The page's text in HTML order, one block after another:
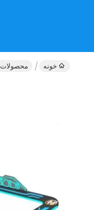
خونه محصولات